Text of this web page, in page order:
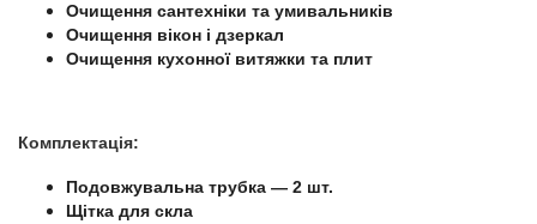
Очищення сантехніки та умивальників
Очищення вікон і дзеркал
Очищення кухонної витяжки та плит
Комплектація:
Подовжувальна трубка — 2 шт.
Щітка для скла